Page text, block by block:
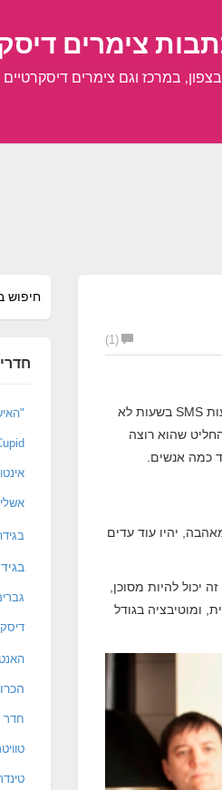
צימרים
במרכז וגם צימרים
(1)
הוא החל לחשוד בה לאחר שסימני בגידה מובהקים התגלו ברצף כמו: שעות נוספות בעבודה, הודעות SMS בשעות לא
שהוא רוצה
כמה אנשים.
יהיו עוד עדים
יכול להיות מסוכן,
ומוטיבציה בגודל
אשלי
חדר